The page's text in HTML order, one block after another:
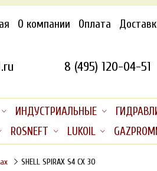
О компании Оплата
8 (495) 120-04-51
ИНДУСТРИАЛЬНЫЕ
ROSNEFT LUKOIL
SHELL SPIRAX S4 CX 30